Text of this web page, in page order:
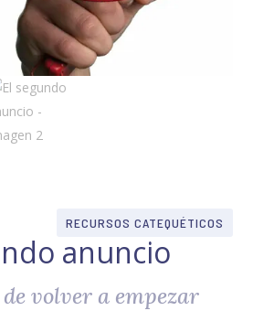
RECURSOS CATEQUÉTICOS
anuncio
volver a empezar